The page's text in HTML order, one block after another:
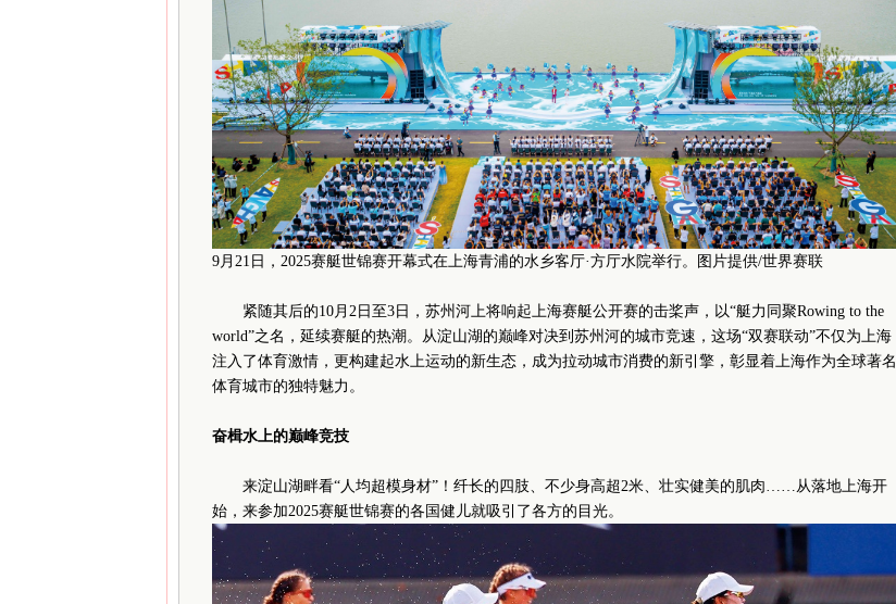
9月21日，2025赛艇世锦赛开幕式在上海青浦的水乡客厅·方厅水院举行。图片提供/世界赛联
紧随其后的10月2日至3日，苏州河上将响起上海赛艇公开赛的击桨声，以“艇力同聚Rowing to the
world”之名，延续赛艇的热潮。从淀山湖的巅峰对决到苏州河的城市竞速，这场“双赛联动”不仅为上海
注入了体育激情，更构建起水上运动的新生态，成为拉动城市消费的新引擎，彰显着上海作为全球著名
体育城市的独特魅力。
奋楫水上的巅峰竞技
来淀山湖畔看“人均超模身材”！纤长的四肢、不少身高超2米、壮实健美的肌肉……从落地上海开
始，来参加2025赛艇世锦赛的各国健儿就吸引了各方的目光。